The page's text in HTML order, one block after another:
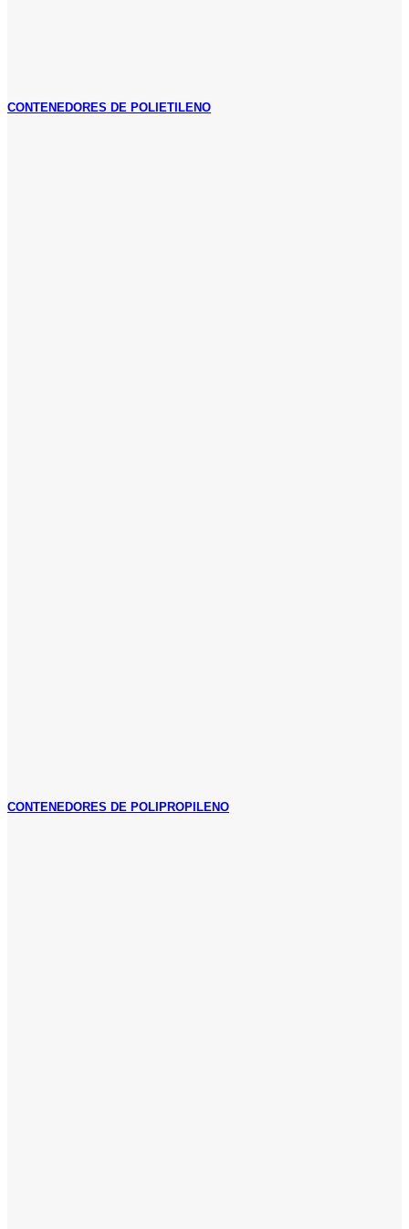
CONTENEDORES DE POLIETILENO
CONTENEDORES DE POLIPROPILENO